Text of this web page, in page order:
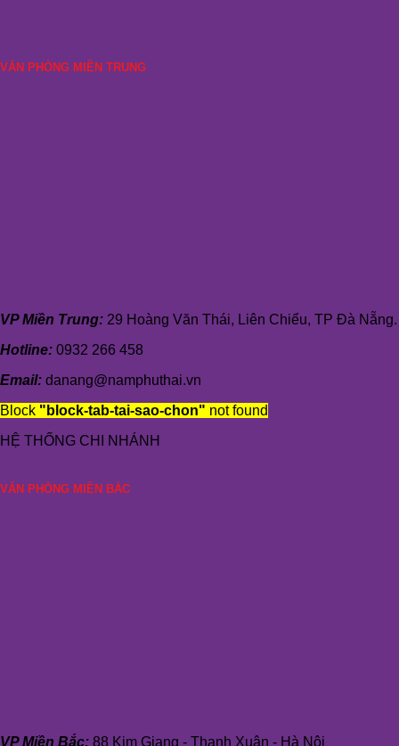
VĂN PHÒNG MIỀN TRUNG
VP Miền Trung: 29 Hoàng Văn Thái, Liên Chiểu, TP Đà Nẵng.
Hotline: 0932 266 458
Email: danang@namphuthai.vn
Block "block-tab-tai-sao-chon" not found
HỆ THỐNG CHI NHÁNH
VĂN PHÒNG MIỀN BẮC
VP Miền Bắc: 88 Kim Giang - Thanh Xuân - Hà Nội